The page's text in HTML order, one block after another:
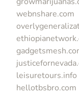
webnshare.com
leisuretours.info
hellotbsbro.com